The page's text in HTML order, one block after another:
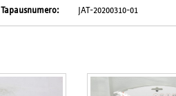
Tapausnumero: JAT-20200310-01